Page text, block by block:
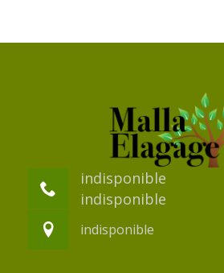
indisponible
indisponible
indisponible